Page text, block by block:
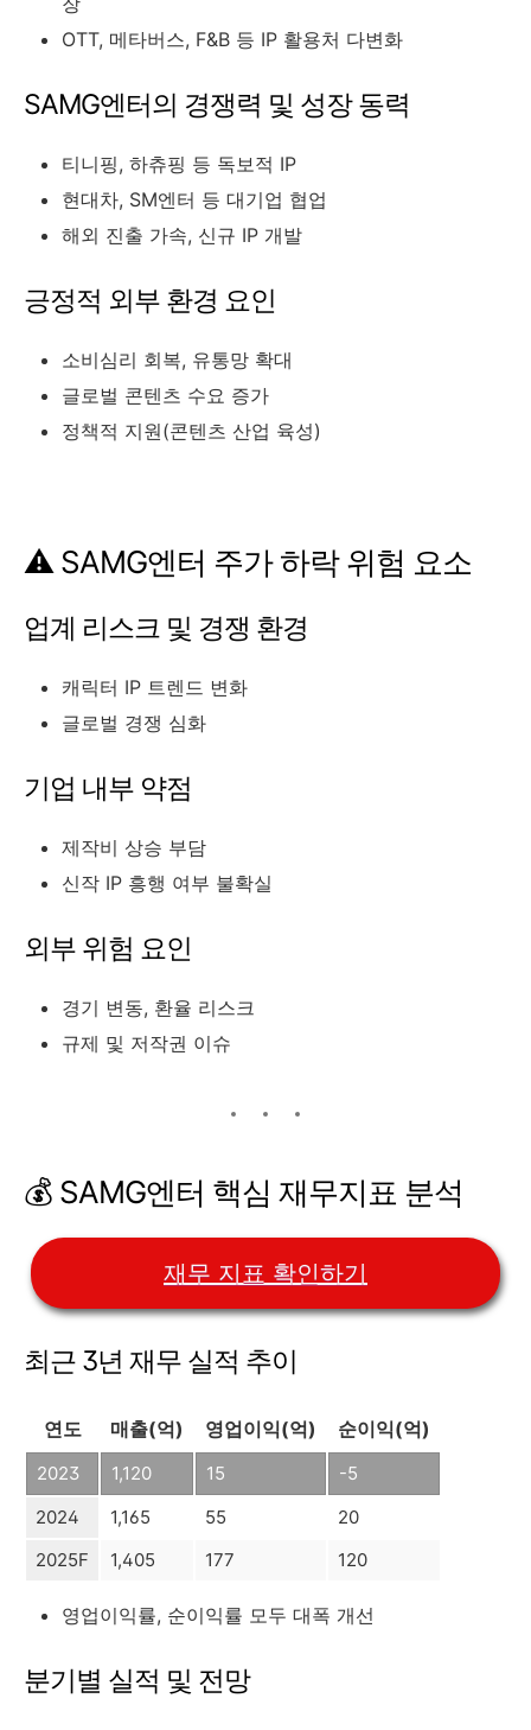
OTT, 메타버스, F&B 등 IP 활용처 다변화
SAMG엔터의 경쟁력 및 성장 동력
티니핑, 하츄핑 등 독보적 IP
현대차, SM엔터 등 대기업 협업
해외 진출 가속, 신규 IP 개발
긍정적 외부 환경 요인
소비심리 회복, 유통망 확대
글로벌 콘텐츠 수요 증가
정책적 지원(콘텐츠 산업 육성)
⚠️ SAMG엔터 주가 하락 위험 요소
업계 리스크 및 경쟁 환경
캐릭터 IP 트렌드 변화
글로벌 경쟁 심화
기업 내부 약점
제작비 상승 부담
신작 IP 흥행 여부 불확실
외부 위험 요인
경기 변동, 환율 리스크
규제 및 저작권 이슈
💰 SAMG엔터 핵심 재무지표 분석
재무 지표 확인하기
최근 3년 재무 실적 추이
연도 매출(억) 영업이익(억) 순이익(억)
2023 1,120 15
-5
2024
1,165 55
20
2025F
1,405 177 120
영업이익률, 순이익률 모두 대폭 개선
분기별 실적 및 전망